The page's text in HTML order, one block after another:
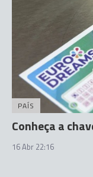
PAÍS
Conheça a
16 Abr 22:16